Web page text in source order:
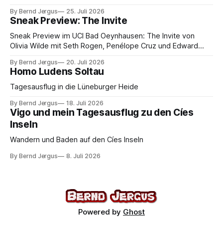
By Bernd Jergus 25. Juli 2026
Sneak Preview: The Invite
Sneak Preview im UCI Bad Oeynhausen: The Invite von
Olivia Wilde mit Seth Rogen, Penélope Cruz und Edward
By Bernd Jergus 20. Juli 2026
Homo Ludens Soltau
Tagesausflug in die Lüneburger Heide
By Bernd Jergus 18. Juli 2026
Vigo und mein Tagesausflug zu den Cíes
Inseln
Wandern und Baden auf den Cíes Inseln
By Bernd Jergus 8. Juli 2026
Powered by Ghost